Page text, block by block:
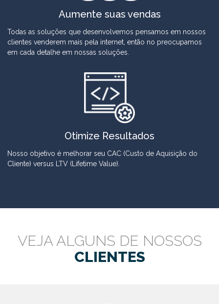
Aumente suas vendas
Todas as soluções que desenvolvemos pensamos em nossos
clientes venderem mais pela internet, então no preocupamos
em cada detalhe em nossas soluções.
Otimize Resultados
Nosso objetivo é melhorar seu CAC (Custo de Aquisição do
Cliente) versus LTV (Lifetime Value).
VEJA ALGUNS DE NOSSOS
CLIENTES